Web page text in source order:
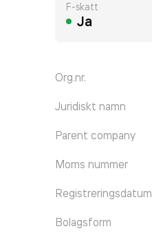
F-skatt
Ja
Org.nr.
Juridiskt namn
Parent company
Moms nummer
Registreringsdatum
Bolagsform